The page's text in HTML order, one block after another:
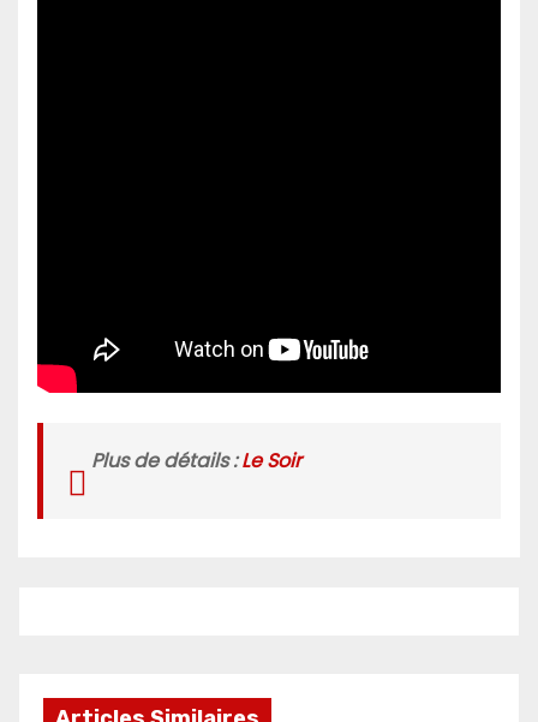
Plus de détails :Le Soir